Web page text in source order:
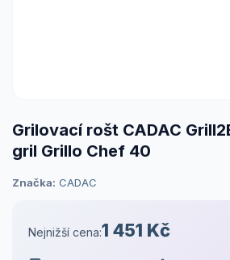
Grilovací rošt CADAC
gril Grillo Chef 40
Značka: CADAC
Nejnižší cena:1 451 Kč